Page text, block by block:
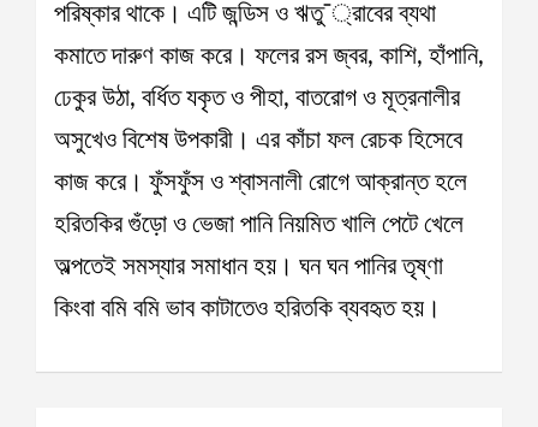
পরিষ্কার থাকে। এটি জন্ডিস ও ঋতু¯্রাবের ব্যথা
কমাতে দারুণ কাজ করে। ফলের রস জ্বর, কাশি, হাঁপানি,
ঢেকুর উঠা, বর্ধিত যকৃত ও পীহা, বাতরোগ ও মূত্রনালীর
অসুখেও বিশেষ উপকারী। এর কাঁচা ফল রেচক হিসেবে
কাজ করে। ফুঁসফুঁস ও শ্বাসনালী রোগে আক্রান্ত হলে
হরিতকির গুঁড়ো ও ভেজা পানি নিয়মিত খালি পেটে খেলে
অল্পতেই সমস্যার সমাধান হয়। ঘন ঘন পানির তৃষ্ণা
কিংবা বমি বমি ভাব কাটাতেও হরিতকি ব্যবহৃত হয়।